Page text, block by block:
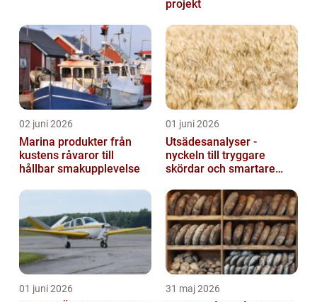
projekt
02 juni 2026
Marina produkter från
kustens råvaror till
hållbar smakupplevelse
01 juni 2026
Utsädesanalyser -
nyckeln till tryggare
skördar och smartare
01 juni 2026 31 maj 2026